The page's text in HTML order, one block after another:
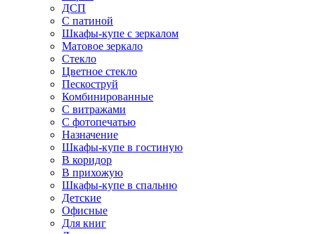
ДСП
С патиной
Шкафы-купе с зеркалом
Матовое зеркало
Стекло
Цветное стекло
Пескоструй
Комбинированные
С витражами
С фотопечатью
Назначение
Шкафы-купе в гостиную
В коридор
В прихожую
Шкафы-купе в спальню
Детские
Офисные
Для книг